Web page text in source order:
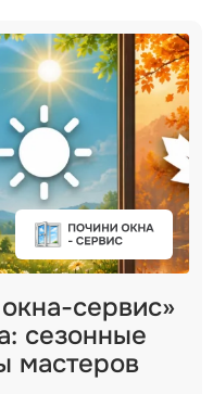
сервис»
сезонные
мастеров